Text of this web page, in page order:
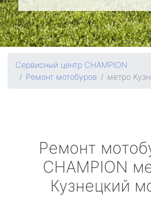
Сервисный центр CHAMPION
Ремонт мотобуров
метро
Ремонт
CHAMPION
Кузнецкий